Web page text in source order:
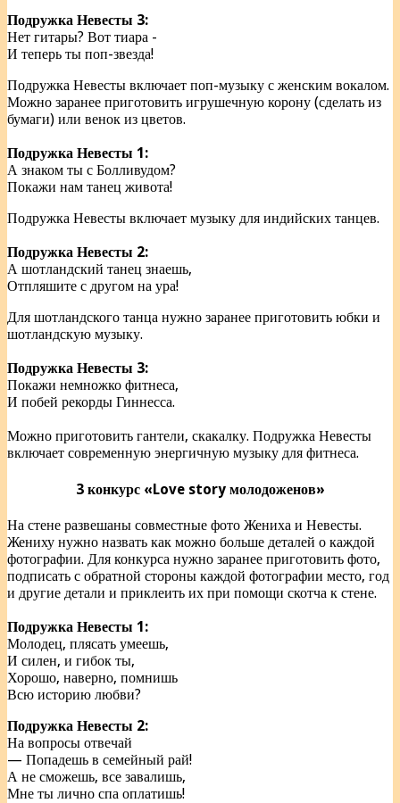
Подружка Невесты 3:
Нет гитары? Вот тиара -
И теперь ты поп-звезда!
Подружка Невесты включает поп-музыку с женским вокалом.
Можно заранее приготовить игрушечную корону (сделать из
бумаги) или венок из цветов.
Подружка Невесты 1:
А знаком ты с Болливудом?
Покажи нам танец живота!
Подружка Невесты включает музыку для индийских танцев.
Подружка Невесты 2:
А шотландский танец знаешь,
Отпляшите с другом на ура!
Для шотландского танца нужно заранее приготовить юбки и
шотландскую музыку.
Подружка Невесты 3:
Покажи немножко фитнеса,
И побей рекорды Гиннесса.
Можно приготовить гантели, скакалку. Подружка Невесты
включает современную энергичную музыку для фитнеса.
3 конкурс «Love story молодоженов»
На стене развешаны совместные фото Жениха и Невесты.
Жениху нужно назвать как можно больше деталей о каждой
фотографии. Для конкурса нужно заранее приготовить фото,
подписать с обратной стороны каждой фотографии место, год
и другие детали и приклеить их при помощи скотча к стене.
Подружка Невесты 1:
Молодец, плясать умеешь,
И силен, и гибок ты,
Хорошо, наверно, помнишь
Всю историю любви?
Подружка Невесты 2:
На вопросы отвечай
— Попадешь в семейный рай!
А не сможешь, все завалишь,
Мне ты лично спа оплатишь!